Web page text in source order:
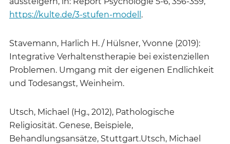
https://kulte.de/3-stufen-modell .
Stavemann, Harlich H. / Hülsner, Yvonne (2019):
Integrative Verhaltenstherapie bei existenziellen
Problemen. Umgang mit der eigenen Endlichkeit
und Todesangst, Weinheim.
Utsch, Michael (Hg., 2012), Pathologische
Religiosität. Genese, Beispiele,
Behandlungsansätze, Stuttgart.Utsch, Michael